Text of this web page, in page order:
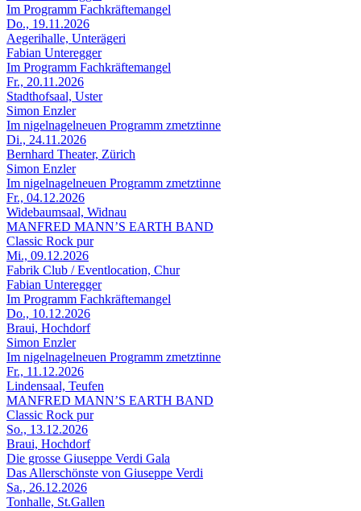
Im Programm Fachkräftemangel
Do., 19.11.2026
Aegerihalle, Unterägeri
Fabian Unteregger
Im Programm Fachkräftemangel
Fr., 20.11.2026
Stadthofsaal, Uster
Simon Enzler
Im nigelnagelneuen Programm zmetztinne
Di., 24.11.2026
Bernhard Theater, Zürich
Simon Enzler
Im nigelnagelneuen Programm zmetztinne
Fr., 04.12.2026
Widebaumsaal, Widnau
MANFRED MANN’S EARTH BAND
Classic Rock pur
Mi., 09.12.2026
Fabrik Club / Eventlocation, Chur
Fabian Unteregger
Im Programm Fachkräftemangel
Do., 10.12.2026
Braui, Hochdorf
Simon Enzler
Im nigelnagelneuen Programm zmetztinne
Fr., 11.12.2026
Lindensaal, Teufen
MANFRED MANN’S EARTH BAND
Classic Rock pur
So., 13.12.2026
Braui, Hochdorf
Die grosse Giuseppe Verdi Gala
Das Allerschönste von Giuseppe Verdi
Sa., 26.12.2026
Tonhalle, St.Gallen